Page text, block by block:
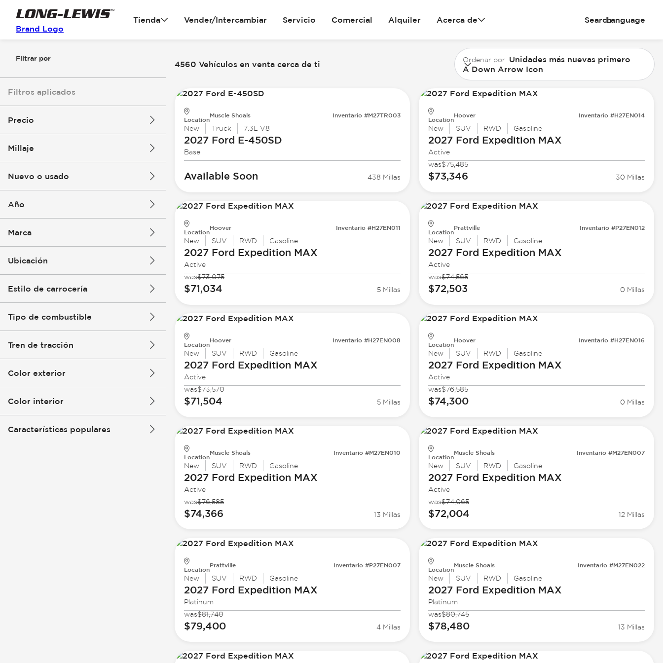
Brand Logo
Tienda Vender/Intercambiar Servicio Comercial Alquiler Acerca de SearchLanguage
Filtrar por
Filtros aplicados
Precio
Millaje
Nuevo o usado
Año
Marca
Ubicación
Estilo de carrocería
Tipo de combustible
Tren de tracción
Color exterior
Color interior
Características populares
4560 Vehículos en venta cerca de ti Ordenar por Unidades más nuevas primero
A Down Arrow Icon
Location
Muscle Shoals Inventario #M27TR003
New Truck 7.3L V8
2027 Ford E-450SD
Base
Available Soon 438 Millas
Location
Hoover Inventario #H27EN014
New SUV RWD Gasoline
2027 Ford Expedition MAX
Active
was$75,485
$73,346 30 Millas
Location
Hoover Inventario #H27EN011
New SUV RWD Gasoline
2027 Ford Expedition MAX
Active
was$73,075
$71,034 5 Millas
Location
Prattville Inventario #P27EN012
New SUV RWD Gasoline
2027 Ford Expedition MAX
Active
was$74,565
$72,503 0 Millas
Location
Hoover Inventario #H27EN008
New SUV RWD Gasoline
2027 Ford Expedition MAX
Active
was$73,570
$71,504 5 Millas
Location
Hoover Inventario #H27EN016
New SUV RWD Gasoline
2027 Ford Expedition MAX
Active
was$76,585
$74,300 0 Millas
Location
Muscle Shoals Inventario #M27EN010
New SUV RWD Gasoline
2027 Ford Expedition MAX
Active
was$76,585
$74,366 13 Millas
Location
Muscle Shoals Inventario #M27EN007
New SUV RWD Gasoline
2027 Ford Expedition MAX
Active
was$74,065
$72,004 12 Millas
Location
Prattville Inventario #P27EN007
New SUV RWD Gasoline
2027 Ford Expedition MAX
Platinum
was$81,740
$79,400 4 Millas
Location
Muscle Shoals Inventario #M27EN022
New SUV RWD Gasoline
2027 Ford Expedition MAX
Platinum
was$80,745
$78,480 13 Millas